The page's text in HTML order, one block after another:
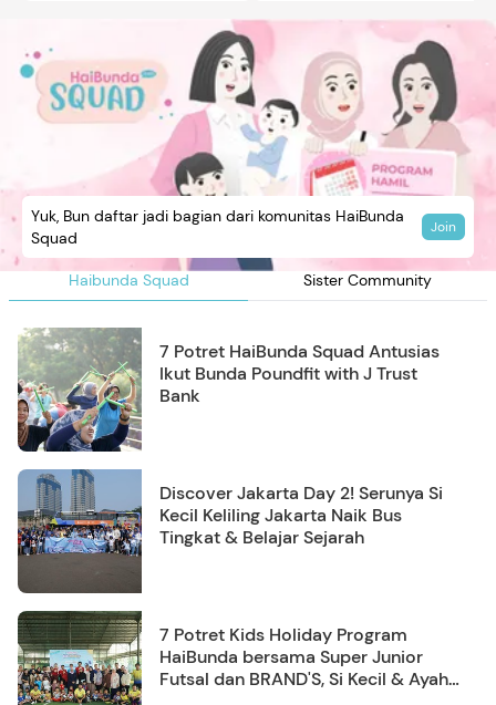
Haibunda Squad Sister Community
Yuk, Bun daftar jadi bagian dari komunitas HaiBunda
Squad
Join
7 Potret HaiBunda Squad Antusias
Ikut Bunda Poundfit with J Trust
Bank
Discover Jakarta Day 2! Serunya Si
Kecil Keliling Jakarta Naik Bus
Tingkat & Belajar Sejarah
7 Potret Kids Holiday Program
HaiBunda bersama Super Junior
Futsal dan BRAND'S, Si Kecil & Ayah